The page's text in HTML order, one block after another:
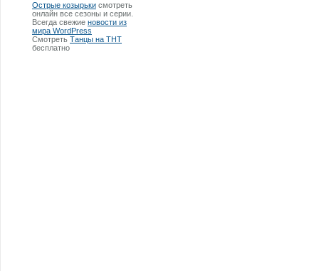
Острые козырьки смотреть
онлайн все сезоны и серии.
Всегда свежие новости из
мира WordPress
Смотреть Танцы на ТНТ
бесплатно